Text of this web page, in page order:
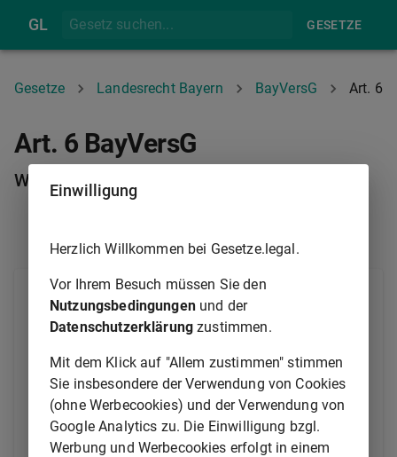
GL GESETZE
Gesetze Landesrecht Bayern BayVersG Art. 6
Art. 6 BayVersG
Waffenverbot
Es ist verboten, Waffen oder sonstige Gegenstände,
die ihrer Art nach zur Verletzung von Personen oder
zur Beschädigung von Sachen geeignet und den
Umständen nach dazu bestimmt sind, ohne Erlaubnis
der zuständigen Behörde
1.
bei Versammlungen mit sich zu führen
oder
Einwilligung
Herzlich Willkommen bei Gesetze.legal.
Vor Ihrem Besuch müssen Sie den
Nutzungsbedingungenund der
Datenschutzerklärung zustimmen.
Mit dem Klick auf "Allem zustimmen" stimmen
Sie insbesondere der Verwendung von Cookies
(ohne Werbecookies) und der Verwendung von
Google Analytics zu. Die Einwilligung bzgl.
Werbung und Werbecookies erfolgt in einem